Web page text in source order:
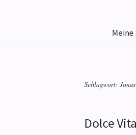
Meine
Schlagwort:
Dolce